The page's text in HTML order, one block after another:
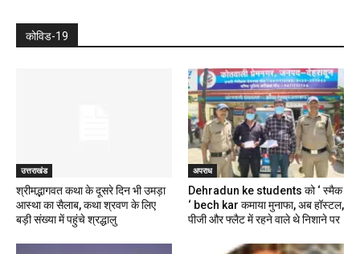
कोविड-19
उत्तराखंड
श्रीमद्भागवत कथा के दूसरे दिन भी उमड़ा
आस्था का सैलाब, कथा श्रवण के लिए
बड़ी संख्या में पहुंचे श्रद्धालु
अपराध
Dehradun ke students को ‘ स्मैक
‘ bech kar कमाया मुनाफा, अब हॉस्टल,
पीजी और फ्लैट में रहने वाले थे निशाने पर